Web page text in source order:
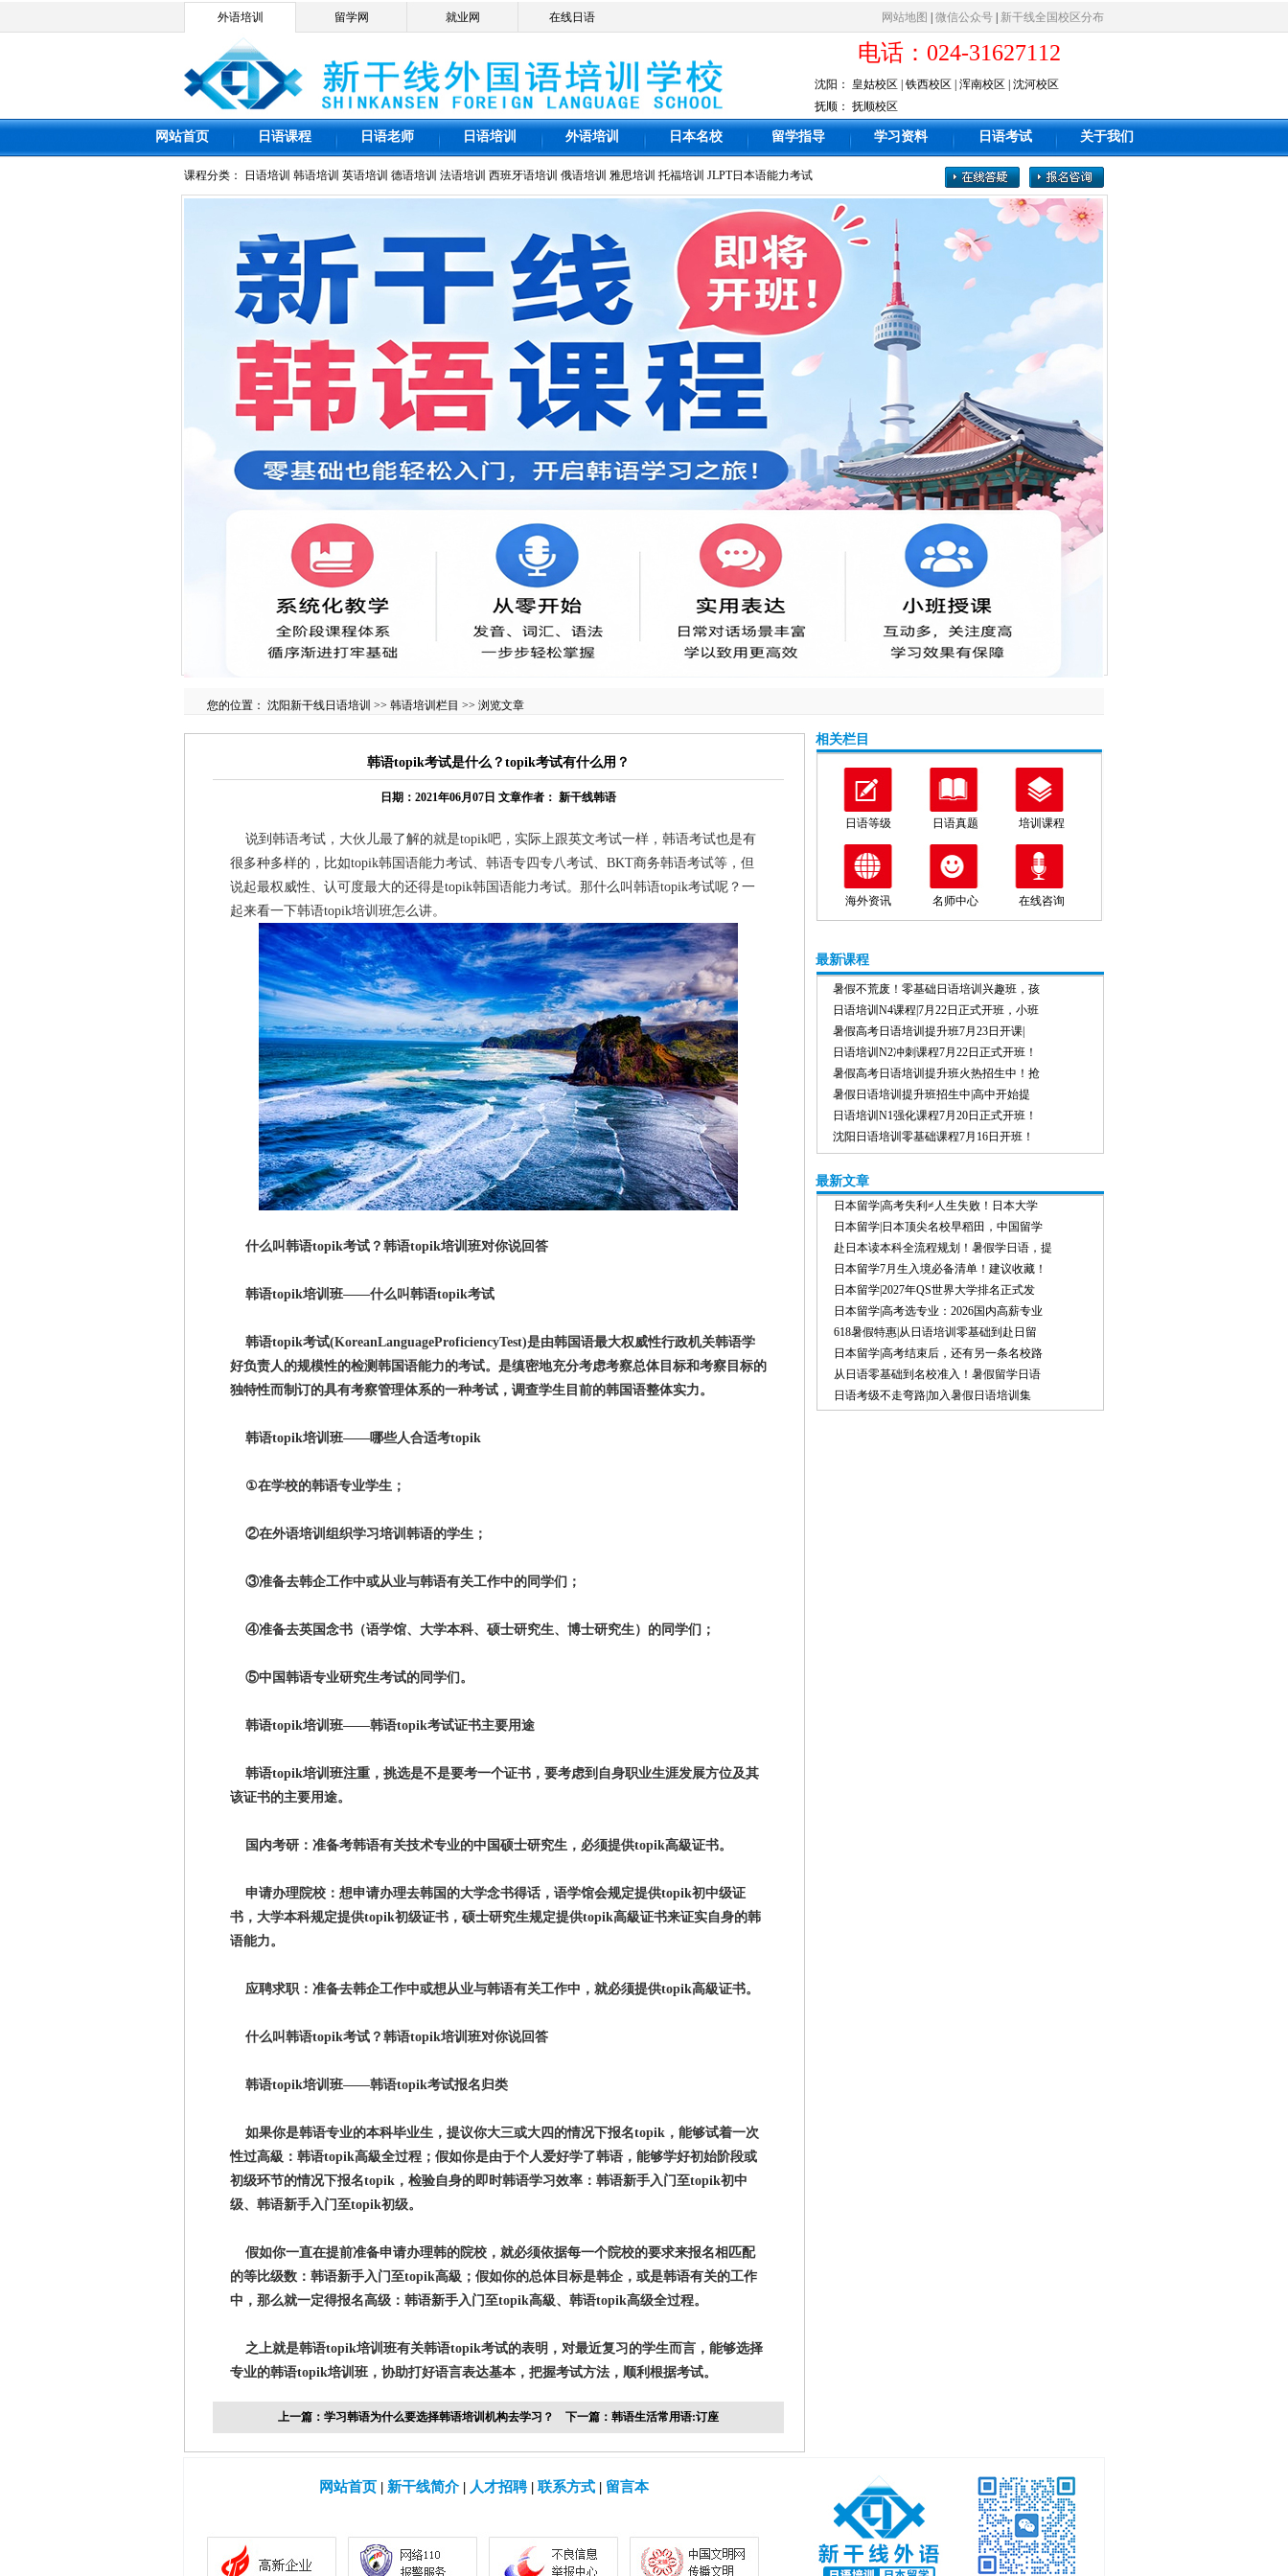
外语培训 留学网 就业网 在线日语 网站地图 微信公众号 新干线全国校区分布
电话：024-31627112
沈阳： 皇姑校区 铁西校区 浑南校区
沈河校区
抚顺： 抚顺校区
网站首页 日语课程 日语老师 日语培训 外语培训 日本名校 留学指导 学习资料 日语考试 关于我们
课程分类： 日语培训 韩语培训 英语培训 德语培训 法语培训 西班牙语培训 俄语培训 雅思培训 托福培训 JLPT日本语能力考试
您的位置： 沈阳新干线日语培训 >> 韩语培训栏目 >> 浏览文章
韩语topik考试是什么？topik考试有什么用？
日期：2021年06月07日 文章作者： 新干线韩语
说到韩语考试，大伙儿最了解的就是topik吧，实际上跟英文考试一样，韩语考试也是有
很多种多样的，比如topik韩国语能力考试、韩语专四专八考试、BKT商务韩语考试等，但
说起最权威性、认可度最大的还得是topik韩国语能力考试。那什么叫韩语topik考试呢？一
起来看一下韩语topik培训班怎么讲。
什么叫韩语topik考试？韩语topik培训班对你说回答
韩语topik培训班——什么叫韩语topik考试
韩语topik考试(KoreanLanguageProficiencyTest)是由韩国语最大权威性行政机关韩语学
好负责人的规模性的检测韩国语能力的考试。是缜密地充分考虑考察总体目标和考察目标的
独特性而制订的具有考察管理体系的一种考试，调查学生目前的韩国语整体实力。
韩语topik培训班——哪些人合适考topik
①在学校的韩语专业学生；
②在外语培训组织学习培训韩语的学生；
③准备去韩企工作中或从业与韩语有关工作中的同学们；
④准备去英国念书（语学馆、大学本科、硕士研究生、博士研究生）的同学们；
⑤中国韩语专业研究生考试的同学们。
韩语topik培训班——韩语topik考试证书主要用途
韩语topik培训班注重，挑选是不是要考一个证书，要考虑到自身职业生涯发展方位及其
该证书的主要用途。
国内考研：准备考韩语有关技术专业的中国硕士研究生，必须提供topik高級证书。
申请办理院校：想申请办理去韩国的大学念书得话，语学馆会规定提供topik初中级证
书，大学本科规定提供topik初级证书，硕士研究生规定提供topik高級证书来证实自身的韩
语能力。
应聘求职：准备去韩企工作中或想从业与韩语有关工作中，就必须提供topik高級证书。
什么叫韩语topik考试？韩语topik培训班对你说回答
韩语topik培训班——韩语topik考试报名归类
如果你是韩语专业的本科毕业生，提议你大三或大四的情况下报名topik，能够试着一次
性过高級：韩语topik高級全过程；假如你是由于个人爱好学了韩语，能够学好初始阶段或
初级环节的情况下报名topik，检验自身的即时韩语学习效率：韩语新手入门至topik初中
级、韩语新手入门至topik初级。
假如你一直在提前准备申请办理韩的院校，就必须依据每一个院校的要求来报名相匹配
的等比级数：韩语新手入门至topik高級；假如你的总体目标是韩企，或是韩语有关的工作
中，那么就一定得报名高级：韩语新手入门至topik高級、韩语topik高级全过程。
之上就是韩语topik培训班有关韩语topik考试的表明，对最近复习的学生而言，能够选择
专业的韩语topik培训班，协助打好语言表达基本，把握考试方法，顺利根据考试。
上一篇： 学习韩语为什么要选择韩语培训机构去学习？ 下一篇： 韩语生活常用语:订座
相关栏目
日语等级 日语真题 培训课程
海外资讯 名师中心 在线咨询
最新课程
暑假不荒废！零基础日语培训兴趣班，孩
日语培训N4课程|7月22日正式开班，小班
暑假高考日语培训提升班7月23日开课|
日语培训N2冲刺课程7月22日正式开班！
暑假高考日语培训提升班火热招生中！抢
暑假日语培训提升班招生中|高中开始提
日语培训N1强化课程7月20日正式开班！
沈阳日语培训零基础课程7月16日开班！
最新文章
日本留学|高考失利≠人生失败！日本大学
日本留学|日本顶尖名校早稻田，中国留学
赴日本读本科全流程规划！暑假学日语，提
日本留学7月生入境必备清单！建议收藏！
日本留学|2027年QS世界大学排名正式发
日本留学|高考选专业：2026国内高薪专业
618暑假特惠|从日语培训零基础到赴日留
日本留学|高考结束后，还有另一条名校路
从日语零基础到名校准入！暑假留学日语
日语考级不走弯路|加入暑假日语培训集
网站首页 | 新干线简介 | 人才招聘 | 联系方式 | 留言本